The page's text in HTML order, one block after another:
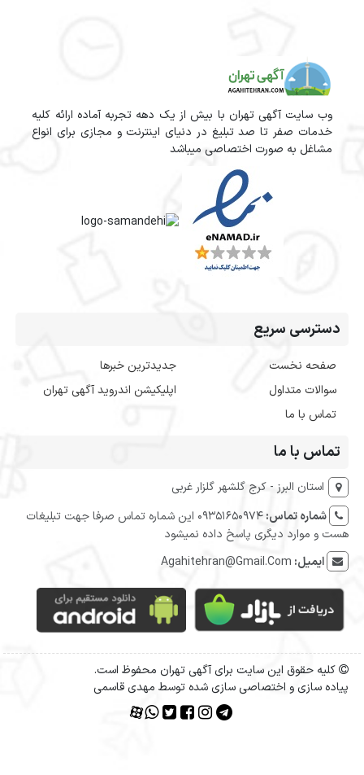
وب سایت آگهی تهران با بیش از یک دهه تجربه آماده ارائه کلیه
خدمات صفر تا صد تبلیغ در دنیای اینترنت و مجازی برای انواع
مشاغل به صورت اختصاصی میباشد
دسترسی سریع
صفحه نخست
سوالات متداول
تماس با ما
جدیدترین خبرها
اپلیکیشن اندروید آگهی تهران
تماس با ما
استان البرز - کرج گلشهر گلزار غربی
شماره تماس:
09351650974 این شماره تماس صرفا جهت تبلیغات
هست و موارد دیگری پاسخ داده نمیشود
ایمیل: Agahitehran@Gmail.Com
کلیه حقوق این سایت برای آگهی تهران محفوظ است.
پیاده سازی و اختصاصی سازی شده توسط مهدی قاسمی